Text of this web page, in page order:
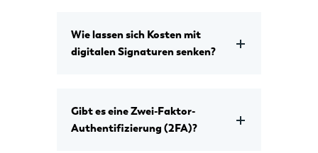
Wie lassen sich Kosten mit
digitalen Signaturen senken?
Gibt es eine Zwei-Faktor-
Authentifizierung (2FA)?